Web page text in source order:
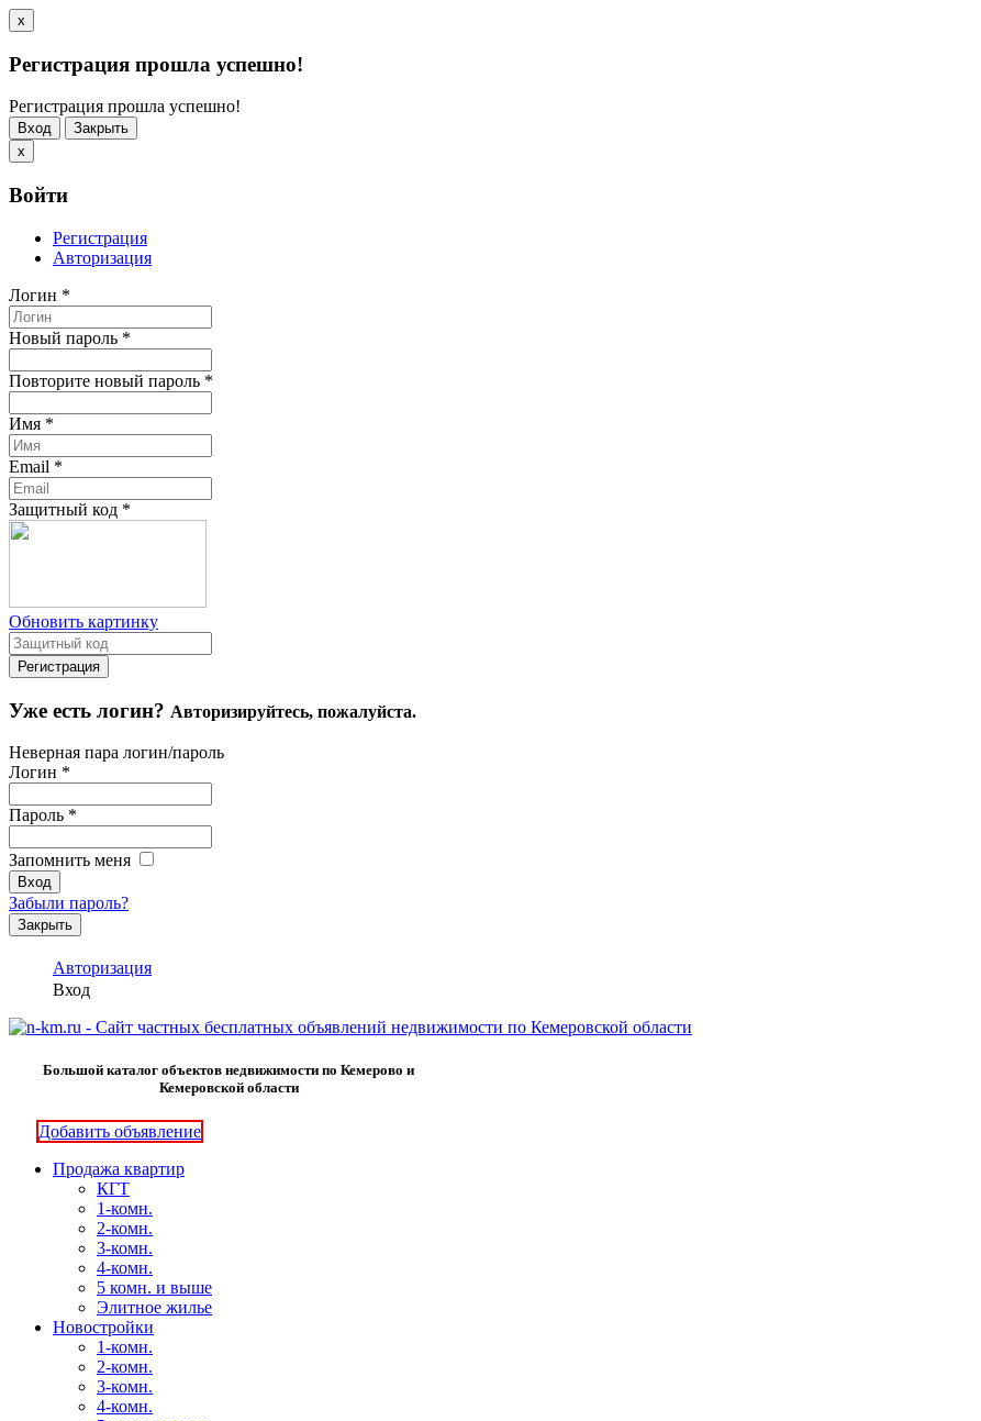
x
Регистрация прошла успешно!
Регистрация прошла успешно!
Вход
Закрыть
x
Войти
Регистрация
Авторизация
Логин *
Новый пароль *
Повторите новый пароль *
Имя *
Email *
Защитный код *
Обновить картинку
Уже есть логин? Авторизируйтесь, пожалуйста.
Неверная пара логин/пароль
Логин *
Пароль *
Запомнить меня
Забыли пароль?
Закрыть
Авторизация
Вход
Большой каталог объектов недвижимости по Кемерово и
Кемеровской области
Добавить объявление
Продажа квартир
КГТ
1-комн.
2-комн.
3-комн.
4-комн.
5 комн. и выше
Элитное жилье
Новостройки
1-комн.
2-комн.
3-комн.
4-комн.